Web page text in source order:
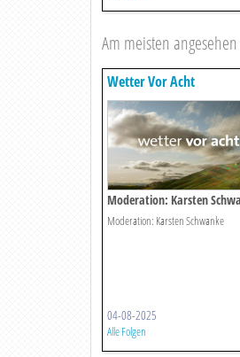
Am meisten
Wetter Vor Acht
Moderation: Karsten
Moderation: Karsten Schwanke
04-08-2025
Alle Folgen